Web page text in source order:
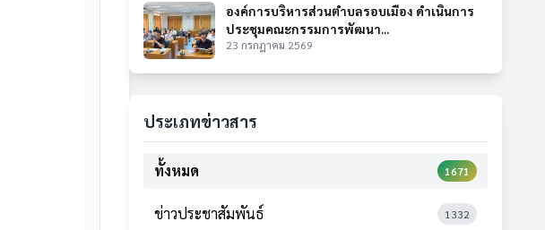
องค์การบริหารส่วนตำบลรอบเมือง ดำเนินการ
ประชุมคณะกรรมการพัฒนา...
23 กรกฎาคม 2569
ประเภทข่าวสาร
ทั้งหมด 1671
ข่าวประชาสัมพันธ์ 1332